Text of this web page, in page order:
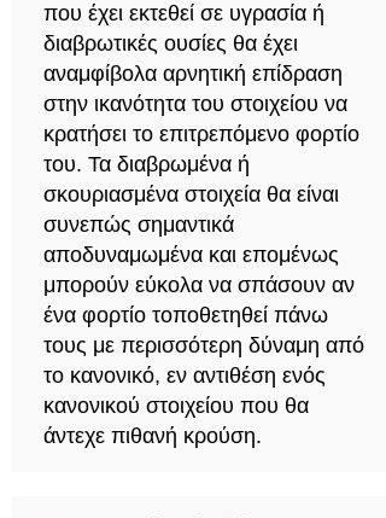
που έχει εκτεθεί σε υγρασία ή
διαβρωτικές ουσίες θα έχει
αναμφίβολα αρνητική επίδραση
στην ικανότητα του στοιχείου να
κρατήσει το επιτρεπόμενο φορτίο
του. Τα διαβρωμένα ή
σκουριασμένα στοιχεία θα είναι
συνεπώς σημαντικά
αποδυναμωμένα και επομένως
μπορούν εύκολα να σπάσουν αν
ένα φορτίο τοποθετηθεί πάνω
τους με περισσότερη δύναμη από
το κανονικό, εν αντιθέση ενός
κανονικού στοιχείου που θα
άντεχε πιθανή κρούση.